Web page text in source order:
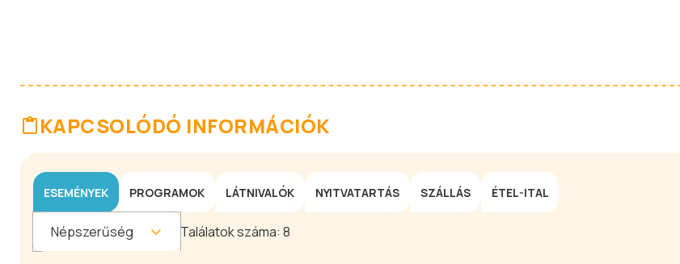
KAPCSOLÓDÓ INFORMÁCIÓK
ESEMÉNYEK PROGRAMOK LÁTNIVALÓK NYITVATARTÁS SZÁLLÁS ÉTEL-ITAL
Népszerűség Találatok száma: 8